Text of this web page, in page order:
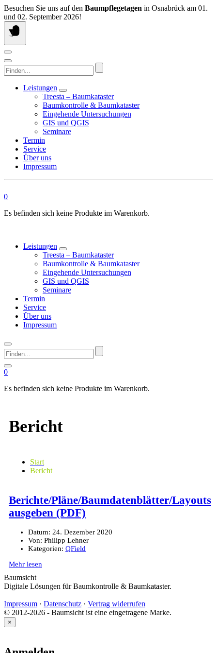
Springen
Sie
zum
Inhalt
Besuchen Sie uns auf den Baumpflegetagen in Osnabrück am 01.
und 02. September 2026!
Finden...
Leistungen
Treesta – Baumkataster
Baumkontrolle & Baumkataster
Eingehende Untersuchungen
GIS und QGIS
Seminare
Termin
Service
Über uns
Impressum
0
Es befinden sich keine Produkte im Warenkorb.
Leistungen
Treesta – Baumkataster
Baumkontrolle & Baumkataster
Eingehende Untersuchungen
GIS und QGIS
Seminare
Termin
Service
Über uns
Impressum
Finden...
0
Es befinden sich keine Produkte im Warenkorb.
Bericht
Start
Bericht
Berichte/Pläne/Baumdatenblätter/Layouts
ausgeben (PDF)
Datum: 24. Dezember 2020
Von: Philipp Lehner
Kategorien: QField
Mehr lesen
Baumsicht
Digitale Lösungen für Baumkontrolle & Baumkataster.
Impressum · Datenschutz · Vertrag widerrufen
© 2012-2026 - Baumsicht ist eine eingetragene Marke.
×